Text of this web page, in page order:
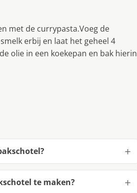
met de currypasta.Voeg de
erbij en laat het geheel 4
olie in een koekepan en bak hierin
te maken?